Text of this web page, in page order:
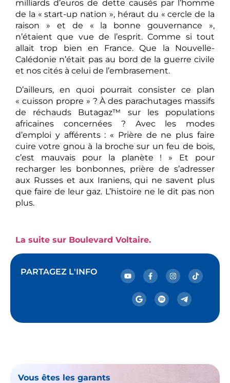
milliards d’euros de dette causés par l’homme
de la « start-up nation », héraut du « cercle de la
raison » et de « la bonne gouvernance »,
n’étaient que vue de l’esprit. Comme si tout
allait trop bien en France. Que la Nouvelle-
Calédonie n’était pas au bord de la guerre civile
et nos cités à celui de l’embrasement.
D’ailleurs, en quoi pourrait consister ce plan
« cuisson propre » ? À des parachutages massifs
de réchauds Butagaz™ sur les populations
africaines concernées ? Avec les modes
d’emploi y afférents : « Prière de ne plus faire
cuire votre gnou à la broche sur un feu de bois,
c’est mauvais pour la planète ! » Et pour
recharger les bonbonnes, prière de s’adresser
aux Russes et aux Iraniens, qui ne savent plus
que faire de leur gaz. L’histoire ne le dit pas non
plus.
La suite sur Boulevard Voltaire.
PARTAGEZ L'INFO
Vous êtes les garants